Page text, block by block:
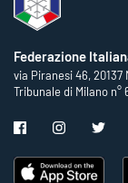
Federazione
via Piranesi 46, 20137
Tribunale di Milano n°